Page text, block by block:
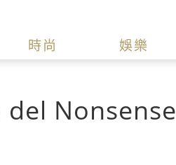
時尚 娛樂
del Nonsense